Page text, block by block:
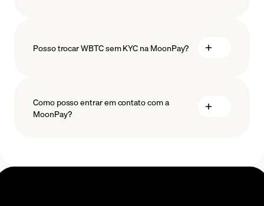
Posso trocar WBTC sem KYC na MoonPay?
Como posso entrar em contato com a
MoonPay?
Centro de Ajuda Swaps